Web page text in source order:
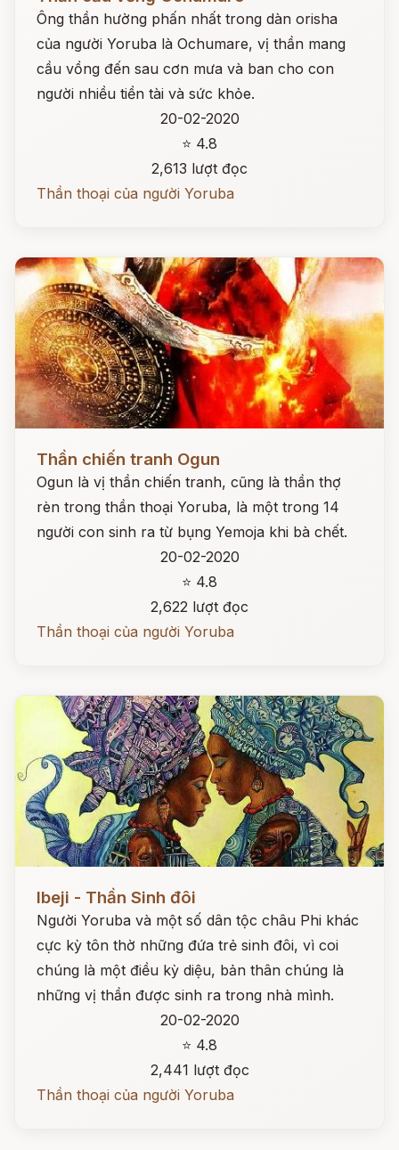
Ông thần hường phấn nhất trong dàn orisha
của người Yoruba là Ochumare, vị thần mang
cầu vồng đến sau cơn mưa và ban cho con
người nhiều tiền tài và sức khỏe.
20-02-2020
⭐ 4.8
2,613 lượt đọc
Thần thoại của người Yoruba
Đọc ngay
Thần chiến tranh Ogun
Ogun là vị thần chiến tranh, cũng là thần thợ
rèn trong thần thoại Yoruba, là một trong 14
người con sinh ra từ bụng Yemoja khi bà chết.
20-02-2020
⭐ 4.8
2,622 lượt đọc
Thần thoại của người Yoruba
Ibeji - Thần Sinh đôi
Người Yoruba và một số dân tộc châu Phi khác
cực kỳ tôn thờ những đứa trẻ sinh đôi, vì coi
chúng là một điều kỳ diệu, bản thân chúng là
những vị thần được sinh ra trong nhà mình.
20-02-2020
⭐ 4.8
2,441 lượt đọc
Thần thoại của người Yoruba